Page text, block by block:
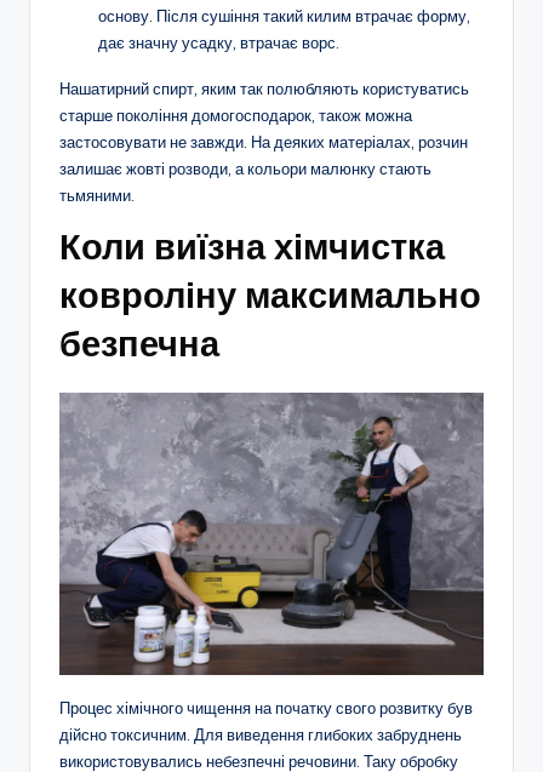
основу. Після сушіння такий килим втрачає форму,
дає значну усадку, втрачає ворс.
Нашатирний спирт, яким так полюбляють користуватись
старше покоління домогосподарок, також можна
застосовувати не завжди. На деяких матеріалах, розчин
залишає жовті розводи, а кольори малюнку стають
тьмяними.
Коли виїзна хімчистка
ковроліну максимально
безпечна
Процес хімічного чищення на початку свого розвитку був
дійсно токсичним. Для виведення глибоких забруднень
використовувались небезпечні речовини. Таку обробку